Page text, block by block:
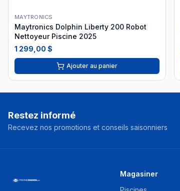
MAYTRONICS
Maytronics Dolphin Liberty 200 Robot
Nettoyeur Piscine 2025
1 299,00 $
Ajouter au panier
Restez informé
Recevez nos promotions et conseils saisonniers
Magasiner